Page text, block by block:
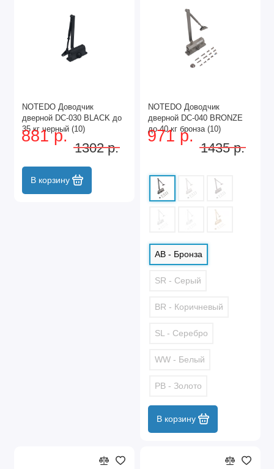
NOTEDO Доводчик
дверной DC-030 BLACK до
35 кг черный (10)
881 р.
1302 р.
В корзину
NOTEDO Доводчик
дверной DC-040 BRONZE
до 40 кг бронза (10)
971 р.
1435 р.
AB - Бронза
SR - Серый
BR - Коричневый
SL - Серебро
WW - Белый
PB - Золото
В корзину